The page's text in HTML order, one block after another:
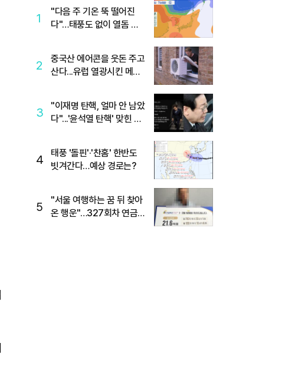
1
"다음 주 기온 뚝 떨어진
다"…태풍도 없이 열돔 박
2
중국산 에어콘을 웃돈 주고
산다...유럽 열광시킨 메이
3
"이재명 탄핵, 얼마 안 남았
다"...'윤석열 탄핵' 맞힌 무
4
태풍 '돌핀'·'찬홈' 한반도
빗겨간다…예상 경로는?
5
"서울 여행하는 꿈 뒤 찾아
온 행운"…327회차 연금